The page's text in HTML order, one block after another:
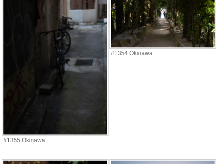
#1355 Okinawa
#1354 Okinawa